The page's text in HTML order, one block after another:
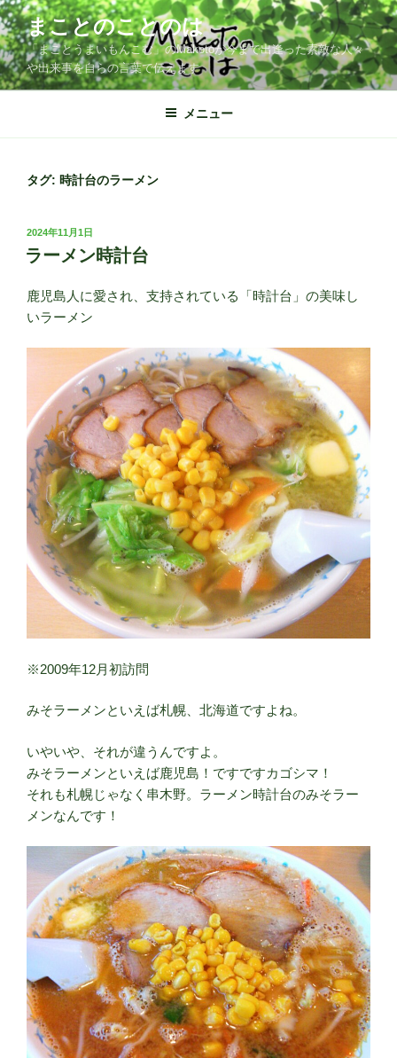
コ
ン
テ
ン
ツ
ス
まことのことのは
「まことうまいもんこむ」のMakotoが今まで出逢った素敵な人々
や出来事を自らの言葉で伝えます
メニュー
タグ: 時計台のラーメン
投
稿
日:
2024年11月1日
ラーメン時計台
鹿児島人に愛され、支持されている「時計台」の美味し
いラーメン
※2009年12月初訪問
みそラーメンといえば札幌、北海道ですよね。
いやいや、それが違うんですよ。
みそラーメンといえば鹿児島！ですですカゴシマ！
それも札幌じゃなく串木野。ラーメン時計台のみそラー
メンなんです！